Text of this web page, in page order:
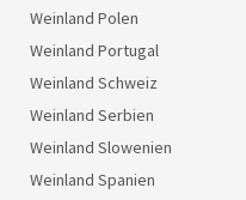
Weinland Polen
Weinland Portugal
Weinland Schweiz
Weinland Serbien
Weinland Slowenien
Weinland Spanien